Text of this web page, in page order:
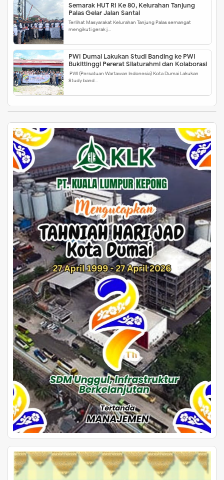
Semarak HUT RI Ke 80, Kelurahan Tanjung
Palas Gelar Jalan Santai
Terlihat Masyarakat Kelurahan Tanjung Palas semangat
mengikuti gerak j…
PWI Dumai Lakukan Studi Banding ke PWI
Bukittinggi Pererat Silaturahmi dan Kolaborasi
PWI (Persatuan Wartawan Indonesia) Kota Dumai Lakukan
Study band…